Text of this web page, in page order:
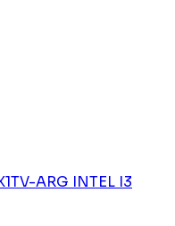
ARG INTEL I3